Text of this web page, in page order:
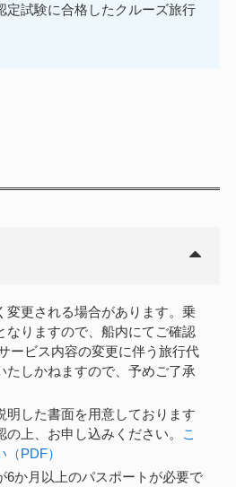
定試験に合格したクルーズ旅行
変更される場合があります。乗
なりますので、船内にてご確認
ービス内容の変更に伴う旅行代
たしかねますので、予めご了承
明した書面を用意しております
上、お申し込みください。
こ
PDF）
6か月以上のパスポートが必要で